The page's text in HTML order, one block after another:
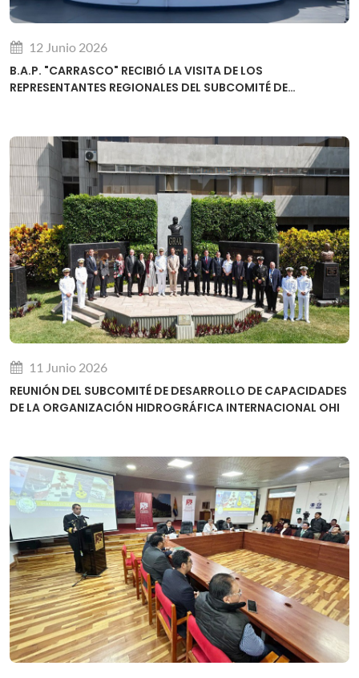
12 Junio 2026
B.A.P. "CARRASCO" RECIBIÓ LA VISITA DE LOS
REPRESENTANTES REGIONALES DEL SUBCOMITÉ DE
11 Junio 2026
REUNIÓN DEL SUBCOMITÉ DE DESARROLLO DE CAPACIDADES
DE LA ORGANIZACIÓN HIDROGRÁFICA INTERNACIONAL OHI